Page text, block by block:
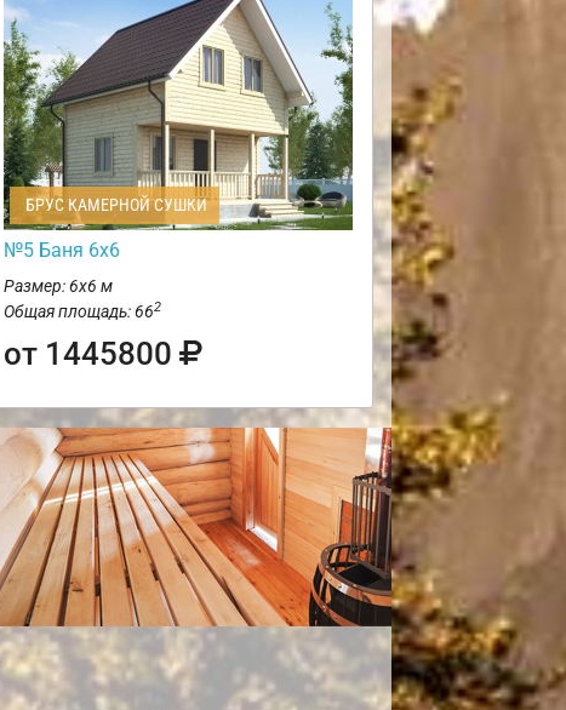
БРУС КАМЕРНОЙ СУШКИ
№5 Баня 6х6
Размер: 6х6 м
Общая площадь: 662
от 1445800